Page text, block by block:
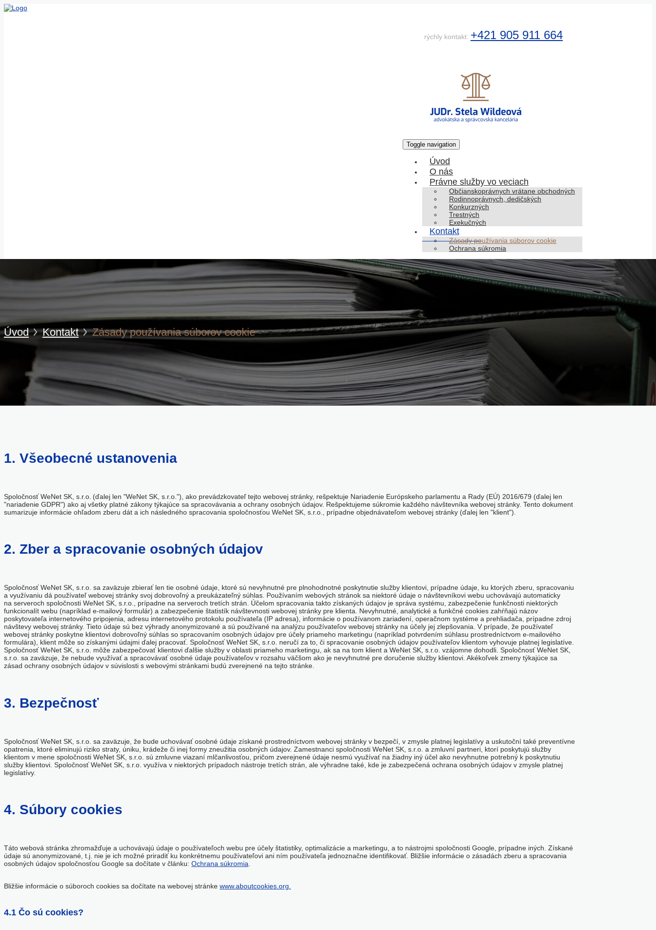
rýchly kontakt: +421 905 911 664
Toggle navigation
Úvod
O nás
Právne služby vo veciach
Občianskoprávnych vrátane obchodných
Rodinnoprávnych, dedičských
Konkurzných
Trestných
Exekučných
Kontakt
Zásady používania súborov cookie
Ochrana súkromia
Úvod Kontakt Zásady používania súborov cookie
1. Všeobecné ustanovenia
Spoločnosť WeNet SK, s.r.o. (ďalej len "WeNet SK, s.r.o."), ako prevádzkovateľ tejto webovej stránky, rešpektuje Nariadenie Európskeho parlamentu a Rady (EÚ) 2016/679 (ďalej len
"nariadenie GDPR") ako aj všetky platné zákony týkajúce sa spracovávania a ochrany osobných údajov. Rešpektujeme súkromie každého návštevníka webovej stránky. Tento dokument
sumarizuje informácie ohľadom zberu dát a ich následného spracovania spoločnosťou WeNet SK, s.r.o., prípadne objednávateľom webovej stránky (ďalej len "klient").
2. Zber a spracovanie osobných údajov
Spoločnosť WeNet SK, s.r.o. sa zaväzuje zbierať len tie osobné údaje, ktoré sú nevyhnutné pre plnohodnotné poskytnutie služby klientovi, prípadne údaje, ku ktorých zberu, spracovaniu
a využívaniu dá používateľ webovej stránky svoj dobrovoľný a preukázateľný súhlas. Používaním webových stránok sa niektoré údaje o návštevníkovi webu uchovávajú automaticky
na serveroch spoločnosti WeNet SK, s.r.o., prípadne na serveroch tretích strán. Účelom spracovania takto získaných údajov je správa systému, zabezpečenie funkčnosti niektorých
funkcionalít webu (napríklad e-mailový formulár) a zabezpečenie štatistík návštevnosti webovej stránky pre klienta. Nevyhnutné, analytické a funkčné cookies zahŕňajú názov
poskytovateľa internetového pripojenia, adresu internetového protokolu používateľa (IP adresa), informácie o používanom zariadení, operačnom systéme a prehliadača, prípadne zdroj
návštevy webovej stránky. Tieto údaje sú bez výhrady anonymizované a sú používané na analýzu používateľov webovej stránky na účely jej zlepšovania. V prípade, že používateľ
webovej stránky poskytne klientovi dobrovoľný súhlas so spracovaním osobných údajov pre účely priameho marketingu (napríklad potvrdením súhlasu prostredníctvom e-mailového
formulára), klient môže so získanými údajmi ďalej pracovať. Spoločnosť WeNet SK, s.r.o. neručí za to, či spracovanie osobných údajov používateľov klientom vyhovuje platnej legislatíve.
Spoločnosť WeNet SK, s.r.o. môže zabezpečovať klientovi ďalšie služby v oblasti priameho marketingu, ak sa na tom klient a WeNet SK, s.r.o. vzájomne dohodli. Spoločnosť WeNet SK,
s.r.o. sa zaväzuje, že nebude využívať a spracovávať osobné údaje používateľov v rozsahu väčšom ako je nevyhnutné pre doručenie služby klientovi. Akékoľvek zmeny týkajúce sa
zásad ochrany osobných údajov v súvislosti s webovými stránkami budú zverejnené na tejto stránke.
3. Bezpečnosť
Spoločnosť WeNet SK, s.r.o. sa zaväzuje, že bude uchovávať osobné údaje získané prostredníctvom webovej stránky v bezpečí, v zmysle platnej legislatívy a uskutoční také preventívne
opatrenia, ktoré eliminujú riziko straty, úniku, krádeže či inej formy zneužitia osobných údajov. Zamestnanci spoločnosti WeNet SK, s.r.o. a zmluvní partneri, ktorí poskytujú služby
klientom v mene spoločnosti WeNet SK, s.r.o. sú zmluvne viazaní mlčanlivosťou, pričom zverejnené údaje nesmú využívať na žiadny iný účel ako nevyhnutne potrebný k poskytnutiu
služby klientovi. Spoločnosť WeNet SK, s.r.o. využíva v niektorých prípadoch nástroje tretích strán, ale výhradne také, kde je zabezpečená ochrana osobných údajov v zmysle platnej
legislatívy.
4. Súbory cookies
Táto webová stránka zhromažďuje a uchovávajú údaje o používateľoch webu pre účely štatistiky, optimalizácie a marketingu, a to nástrojmi spoločnosti Google, prípadne iných. Získané
údaje sú anonymizované, t.j. nie je ich možné priradiť ku konkrétnemu používateľovi ani ním používateľa jednoznačne identifikovať. Bližšie informácie o zásadách zberu a spracovania
osobných údajov spoločnosťou Google sa dočítate v článku: Ochrana súkromia
Bližšie informácie o súboroch cookies sa dočítate na webovej stránke www.aboutcookies.org.
4.1 Čo sú cookies?